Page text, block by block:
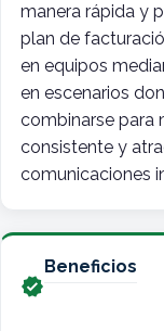
manera rápida y
plan de
en equipos
en escenarios
combinarse para
consistente y
comunicaciones

Beneficios